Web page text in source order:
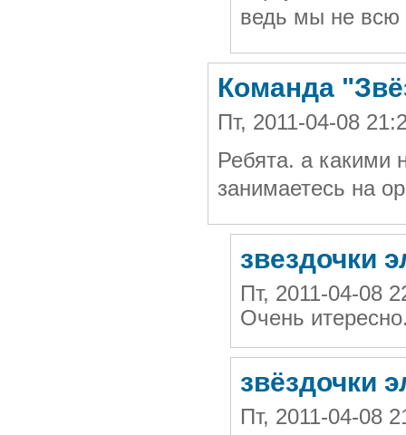
ведь мы не всю
Команда
Пт, 2011-04-08
Ребята. а какими
занимаетесь на
звездочки
Пт, 2011-04-08
Очень
звёздочки
Пт, 2011-04-08